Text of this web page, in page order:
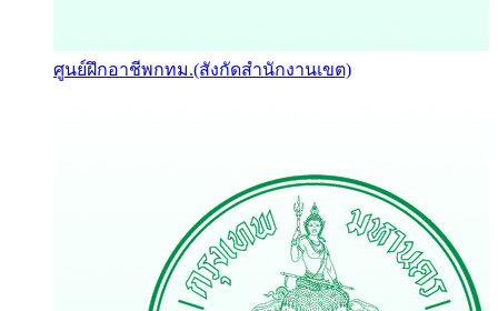
ศูนย์ฝึกอาชีพกทม.(สังกัดสำนักงานเขต)